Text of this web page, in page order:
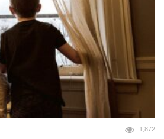
1,872